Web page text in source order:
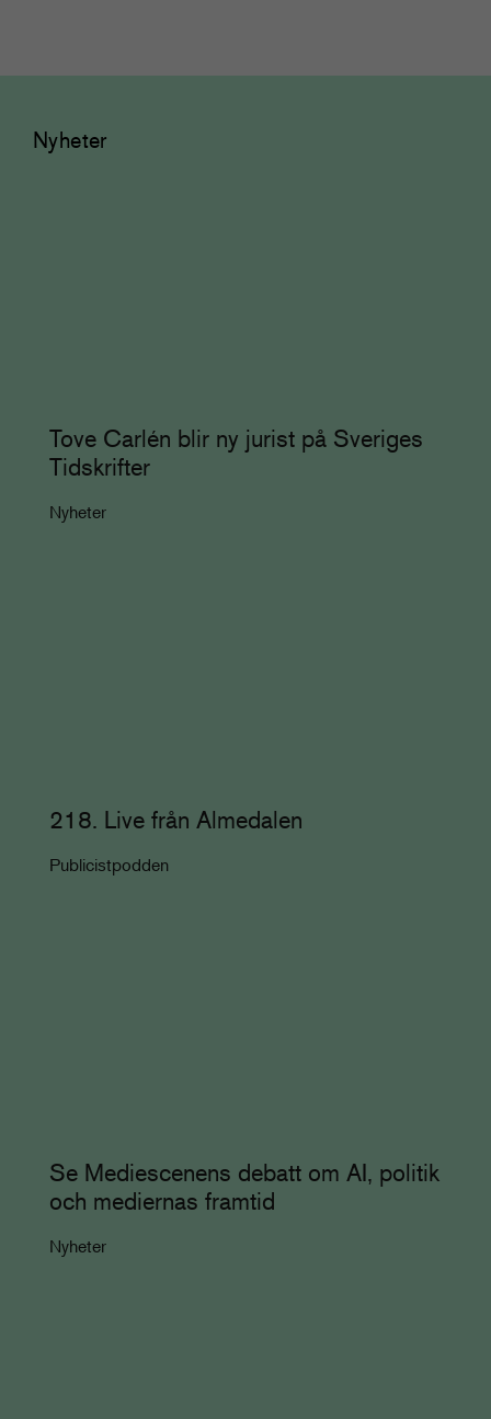
Nyheter
Tove Carlén blir ny jurist på Sveriges
Tidskrifter
Nyheter
218. Live från Almedalen
Publicistpodden
Se Mediescenens debatt om AI, politik
och mediernas framtid
Nyheter